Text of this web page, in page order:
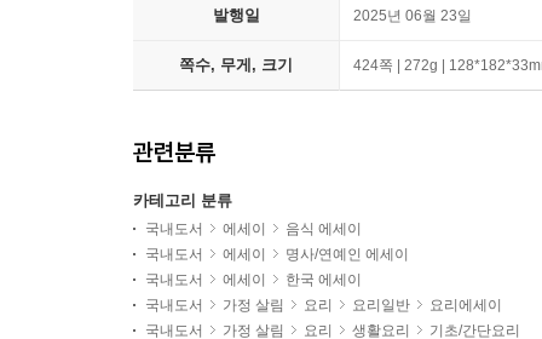
발행일 2025년 06월 23일
쪽수, 무게, 크기 424쪽 | 272g |
관련분류
카테고리 분류
국내도서 에세이
음식 에세이
국내도서
에세이
명사/연예인 에세이
국내도서
에세이
한국 에세이
국내도서
가정 살림 요리 요리일반
요리에세이
국내도서
가정 살림 요리 생활요리
기초/간단요리